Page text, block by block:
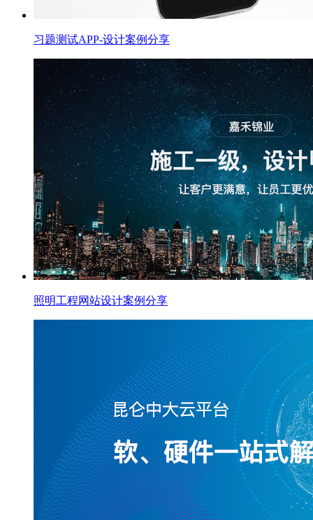
习题测试APP-设计案例分享
照明工程网站设计案例分享